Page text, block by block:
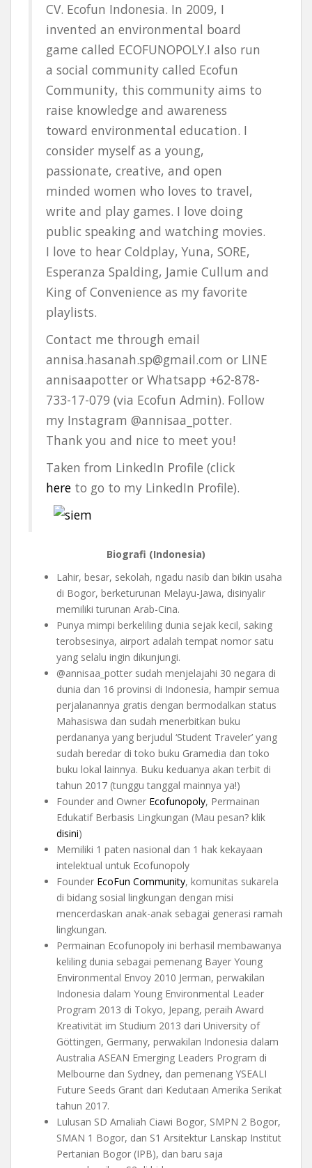
CV. Ecofun Indonesia. In 2009, I
invented an environmental board
game called ECOFUNOPOLY.I also run
a social community called Ecofun
Community, this community aims to
raise knowledge and awareness
toward environmental education. I
consider myself as a young,
passionate, creative, and open
minded women who loves to travel,
write and play games. I love doing
public speaking and watching movies.
I love to hear Coldplay, Yuna, SORE,
Esperanza Spalding, Jamie Cullum and
King of Convenience as my favorite
playlists.
Contact me through email
annisa.hasanah.sp@gmail.com or LINE
annisaapotter or Whatsapp +62-878-
733-17-079 (via Ecofun Admin). Follow
my Instagram @annisaa_potter.
Thank you and nice to meet you!
Taken from LinkedIn Profile (click
here to go to my LinkedIn Profile).
Biografi (Indonesia)
Lahir, besar, sekolah, ngadu nasib dan bikin usaha
di Bogor, berketurunan Melayu-Jawa, disinyalir
memiliki turunan Arab-Cina.
Punya mimpi berkeliling dunia sejak kecil, saking
terobsesinya, airport adalah tempat nomor satu
yang selalu ingin dikunjungi.
@annisaa_potter sudah menjelajahi 30 negara di
dunia dan 16 provinsi di Indonesia, hampir semua
perjalanannya gratis dengan bermodalkan status
Mahasiswa dan sudah menerbitkan buku
perdananya yang berjudul ‘Student Traveler’ yang
sudah beredar di toko buku Gramedia dan toko
buku lokal lainnya. Buku keduanya akan terbit di
tahun 2017 (tunggu tanggal mainnya ya!)
Founder and Owner Ecofunopoly, Permainan
Edukatif Berbasis Lingkungan (Mau pesan? klik
disini)
Memiliki 1 paten nasional dan 1 hak kekayaan
intelektual untuk Ecofunopoly
Founder EcoFun Community, komunitas sukarela
di bidang sosial lingkungan dengan misi
mencerdaskan anak-anak sebagai generasi ramah
lingkungan.
Permainan Ecofunopoly ini berhasil membawanya
keliling dunia sebagai pemenang Bayer Young
Environmental Envoy 2010 Jerman, perwakilan
Indonesia dalam Young Environmental Leader
Program 2013 di Tokyo, Jepang, peraih Award
Kreativität im Studium 2013 dari University of
Göttingen, Germany, perwakilan Indonesia dalam
Australia ASEAN Emerging Leaders Program di
Melbourne dan Sydney, dan pemenang YSEALI
Future Seeds Grant dari Kedutaan Amerika Serikat
tahun 2017.
Lulusan SD Amaliah Ciawi Bogor, SMPN 2 Bogor,
SMAN 1 Bogor, dan S1 Arsitektur Lanskap Institut
Pertanian Bogor (IPB), dan baru saja